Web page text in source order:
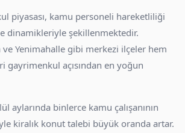
piyasası, kamu personeli hareketliliği
dinamikleriyle şekillenmektedir.
ve Yenimahalle gibi merkezi ilçeler hem
gayrimenkul açısından en yoğun
aylarında binlerce kamu çalışanının
kiralık konut talebi büyük oranda artar.